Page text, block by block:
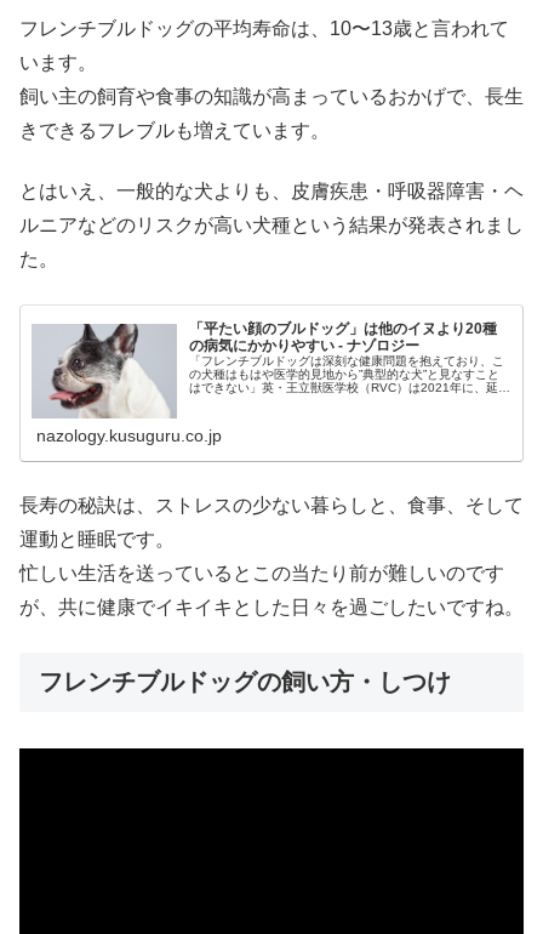
フレンチブルドッグの平均寿命は、10〜13歳と言われて
います。
飼い主の飼育や食事の知識が高まっているおかげで、長生
きできるフレブルも増えています。
とはいえ、一般的な犬よりも、皮膚疾患・呼吸器障害・ヘ
ルニアなどのリスクが高い犬種という結果が発表されまし
た。
「平たい顔のブルドッグ」は他のイヌより20種
の病気にかかりやすい - ナゾロジー
「フレンチブルドッグは深刻な健康問題を抱えており、こ
の犬種はもはや医学的見地から”典型的な犬”と見なすこと
はできない」英・王立獣医学校（RVC）は2021年に、延べ
nazology.kusuguru.co.jp
長寿の秘訣は、ストレスの少ない暮らしと、食事、そして
運動と睡眠です。
忙しい生活を送っているとこの当たり前が難しいのです
が、共に健康でイキイキとした日々を過ごしたいですね。
フレンチブルドッグの飼い方・しつけ